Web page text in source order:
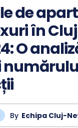
de
în
O
By Echipa Cluj-